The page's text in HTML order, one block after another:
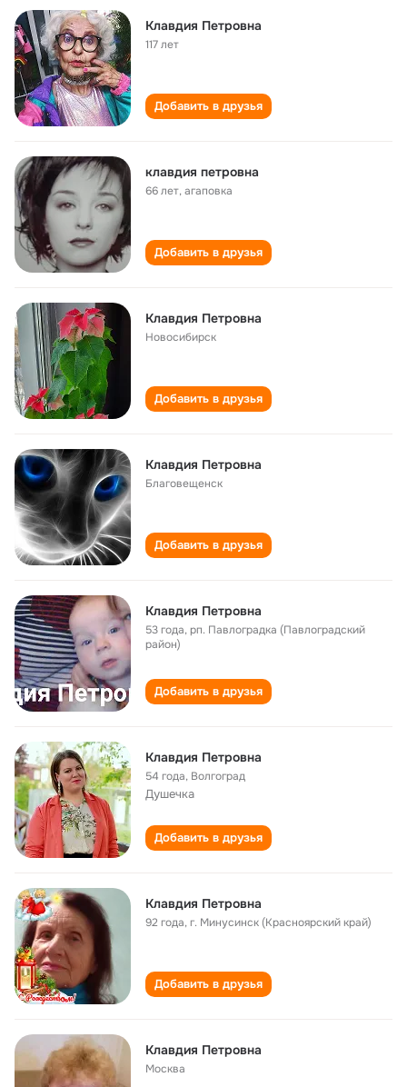
Клавдия Петровна
117 лет
Добавить в друзья
клавдия петровна
66 лет,агаповка
Добавить в друзья
Клавдия Петровна
Новосибирск
Добавить в друзья
Клавдия Петровна
Благовещенск
Добавить в друзья
Клавдия Петровна
53 года,рп. Павлоградка (Павлоградский
район)
Добавить в друзья
Клавдия Петровна
54 года, Волгоград
Душечка
Добавить в друзья
Клавдия Петровна
92 года,г. Минусинск (Красноярский край)
Добавить в друзья
Клавдия Петровна
Москва